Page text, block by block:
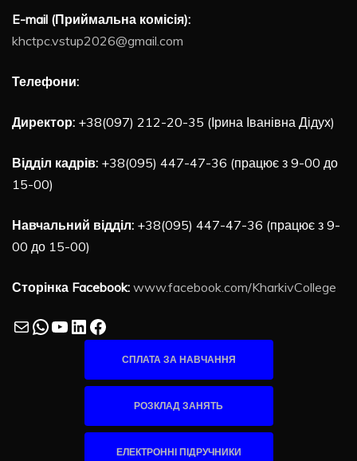
E-mail (Приймальна комісія):
khctpc.vstup2026@gmail.com
Телефони:
Директор: +38(097) 212-20-35 (Ірина Іванівна Дідух)
Відділ кадрів: +38(095) 447-47-36 (працює з 9-00 до
15-00)
Навчальний відділ: +38(095) 447-47-36 (працює з 9-
00 до 15-00)
Сторінка Facebook: www.facebook.com/KharkivCollege
MailWhatsApp
YouTube
LinkedIn
Facebook
СПЛАТА ЗА НАВЧАННЯ
РОЗКЛАД ЗАНЯТЬ
ЕЛЕКТРОННІ ПІДРУЧНИКИ